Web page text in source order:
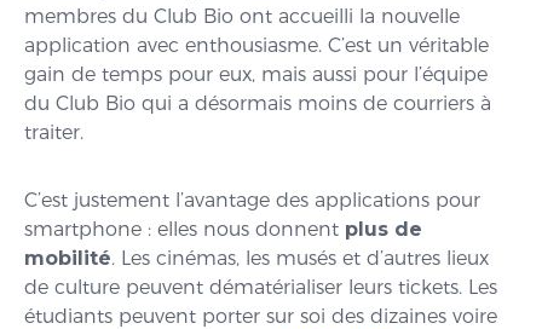
membres du Club Bio ont accueilli la nouvelle
application avec enthousiasme. C’est un véritable
gain de temps pour eux, mais aussi pour l’équipe
du Club Bio qui a désormais moins de courriers à
traiter.
C’est justement l’avantage des applications pour
smartphone : elles nous donnent plus de
mobilité. Les cinémas, les musés et d’autres lieux
de culture peuvent dématérialiser leurs tickets. Les
étudiants peuvent porter sur soi des dizaines voire